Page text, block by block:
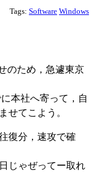
Tags: Software Windows
のため，急遽東京
本社へ寄って，自
せてこよう。
復分，速攻で確
じゃぜってー取れ